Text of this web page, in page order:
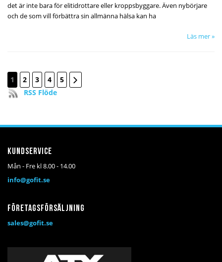
det är inte bara för elitidrottare eller kroppsbyggare. Även nybörjare
och de som vill förbättra sin allmänna hälsa kan ha
Läs mer »
Sida
You're currently reading page
1 Sida
2 Sida
3 Sida
4 Sida
5 Sida
Följande
RSS Flöde
Kundservice
Mån - Fre kl 8.00 - 14.00
info@gofit.se
Företagsförsäljning
sales@gofit.se